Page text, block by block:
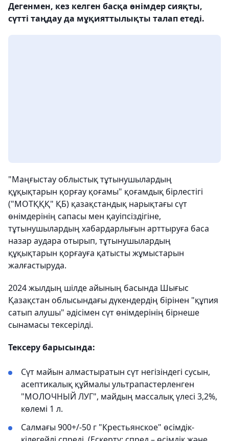
Дегенмен, кез келген басқа өнімдер сияқты,
сүтті таңдау да мұқияттылықты талап етеді.
"Маңғыстау облыстық тұтынушылардың
құқықтарын қорғау қоғамы" қоғамдық бірлестігі
("MOТҚҚҚ" ҚБ) қазақстандық нарықтағы сүт
өнімдерінің сапасы мен қауіпсіздігіне,
тұтынушылардың хабардарлығын арттыруға баса
назар аудара отырып, тұтынушылардың
құқықтарын қорғауға қатысты жұмыстарын
жалғастыруда.
2024 жылдың шілде айының басында Шығыс
Қазақстан облысындағы дүкендердің бірінен "құпия
сатып алушы" әдісімен сүт өнімдерінің бірнеше
сынамасы тексерілді.
Тексеру барысында:
Сүт майын алмастыратын сүт негізіндегі сусын,
асептикалық құймалы ультрапастерленген
"МОЛОЧНЫЙ ЛУГ", майдың массалық үлесі 3,2%,
көлемі 1 л.
Салмағы 900+/-50 г "Крестьянское" өсімдік-